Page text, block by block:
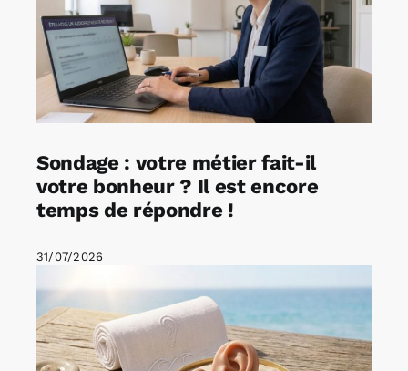
Sondage : votre métier fait-il
votre bonheur ? Il est encore
temps de répondre !
31/07/2026